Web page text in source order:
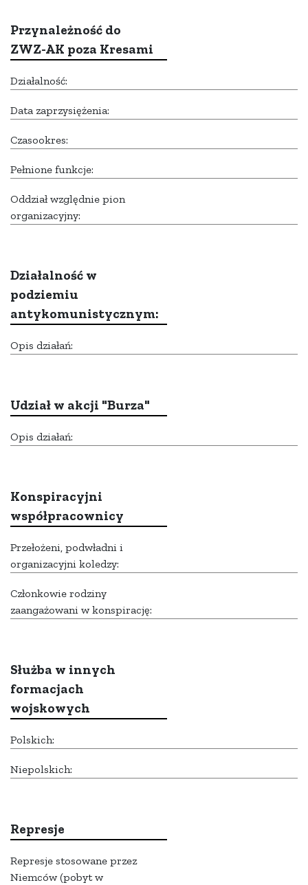
Przynależność do
ZWZ-AK poza Kresami
Działalność:
Data zaprzysiężenia:
Czasookres:
Pełnione funkcje:
Oddział względnie pion
organizacyjny:
Działalność w
podziemiu
antykomunistycznym:
Opis działań:
Udział w akcji "Burza"
Opis działań:
Konspiracyjni
współpracownicy
Przełożeni, podwładni i
organizacyjni koledzy:
Członkowie rodziny
zaangażowani w konspirację:
Służba w innych
formacjach
wojskowych
Polskich:
Niepolskich:
Represje
Represje stosowane przez
Niemców (pobyt w